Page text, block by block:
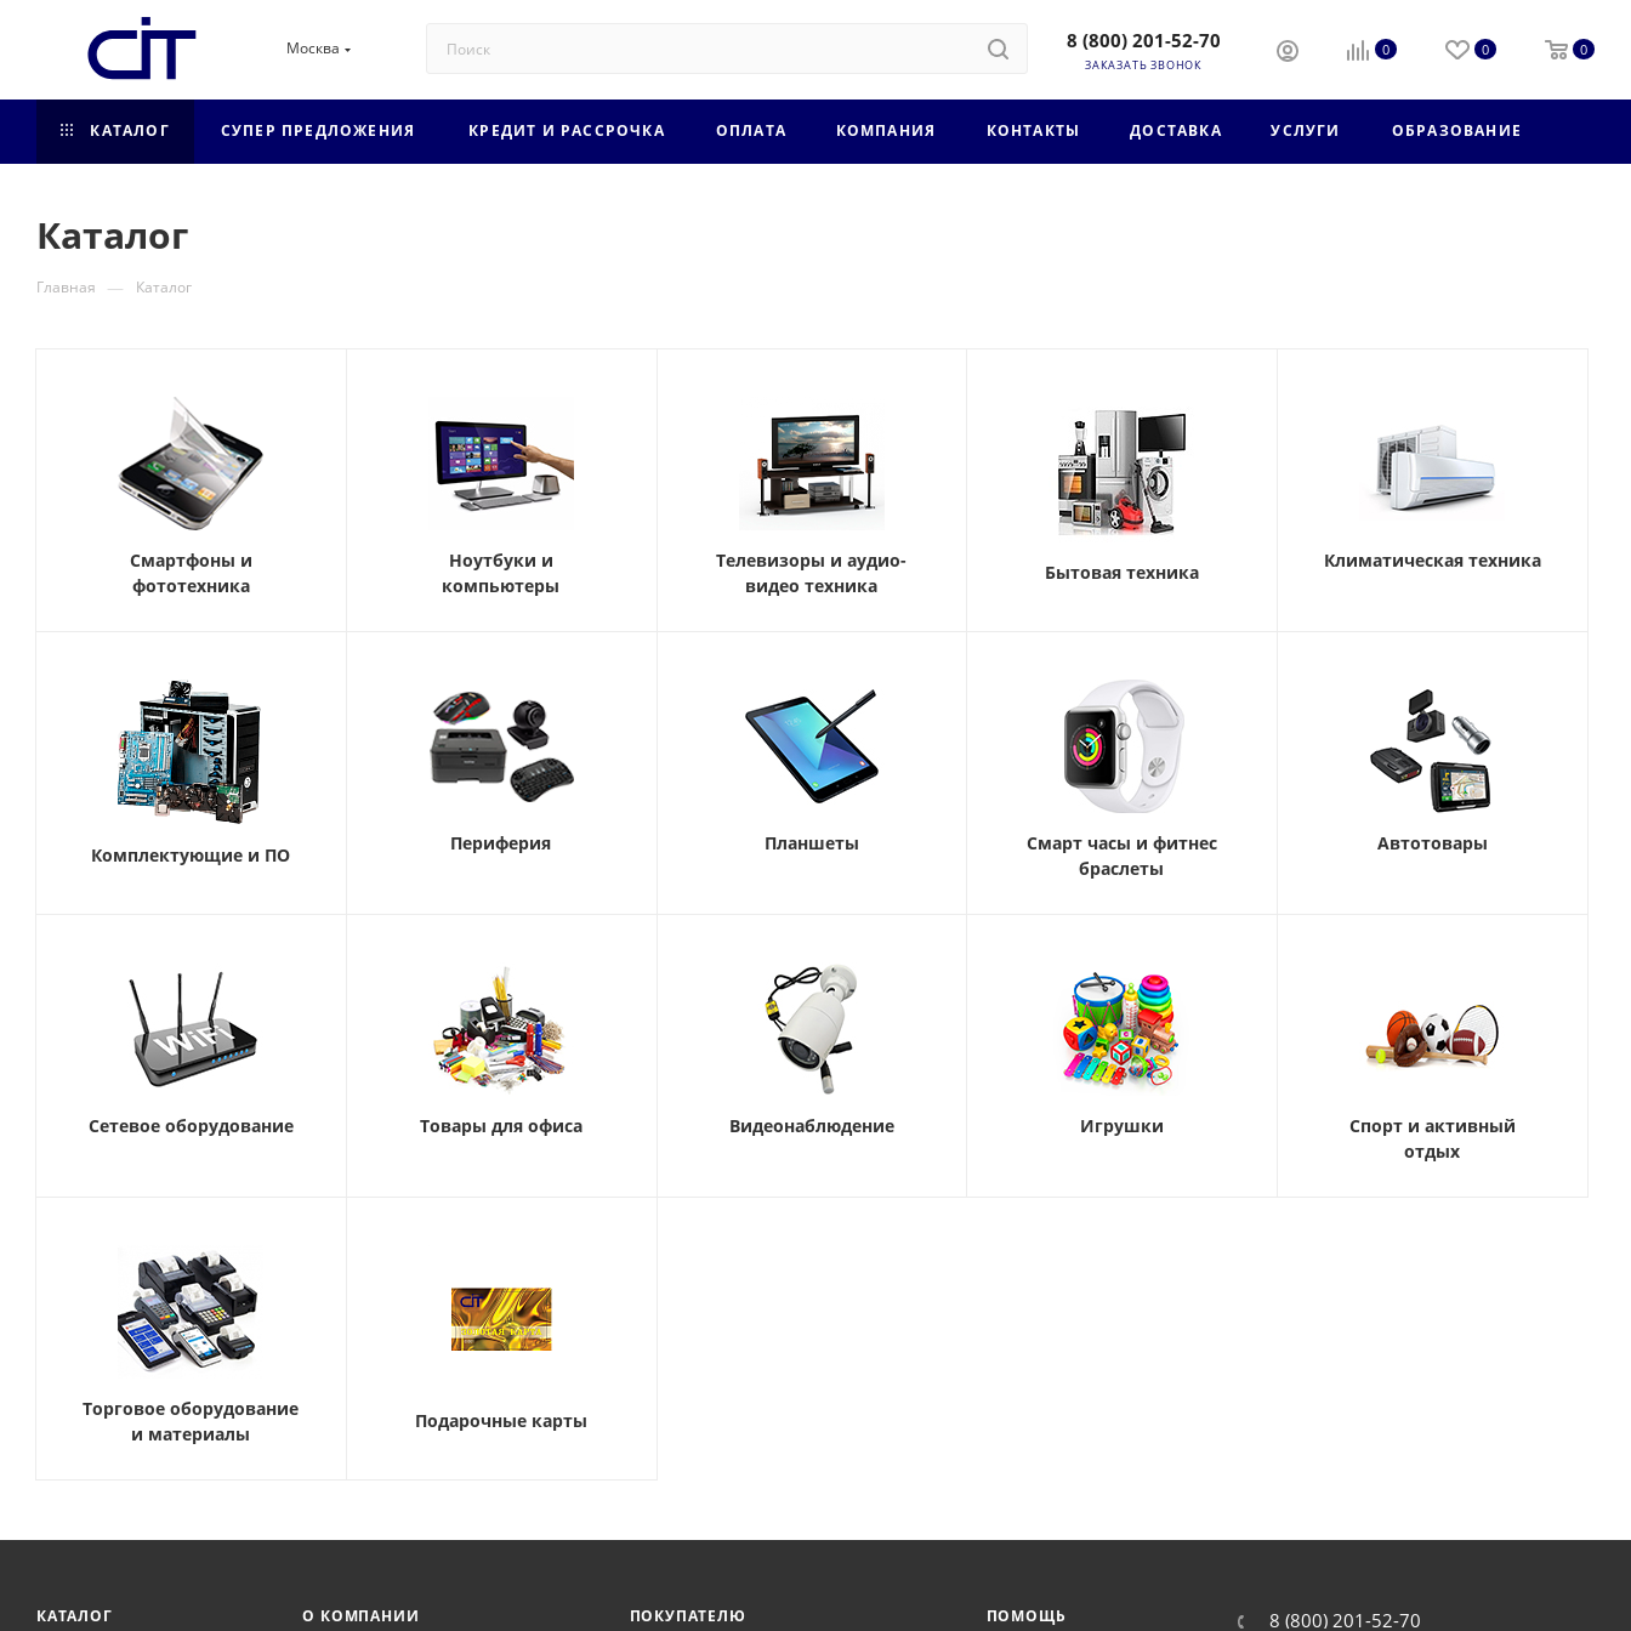
Москва 8 (800) 201-52-70
ЗАКАЗАТЬ ЗВОНОК
0 0 0
КАТАЛОГ СУПЕР ПРЕДЛОЖЕНИЯ КРЕДИТ И РАССРОЧКА ОПЛАТА КОМПАНИЯ КОНТАКТЫ ДОСТАВКА УСЛУГИ ОБРАЗОВАНИЕ
Каталог
Главная — Каталог
Смартфоны и
фототехника
Ноутбуки и
компьютеры
Телевизоры и аудио-
видео техника
Бытовая техника
Климатическая техника
Комплектующие и ПО
Периферия Планшеты
Смарт часы и фитнес
браслеты
Автотовары
Сетевое оборудование Товары для офиса Видеонаблюдение Игрушки
Спорт и активный
отдых
Торговое оборудование
и материалы
Подарочные карты
КАТАЛОГ О КОМПАНИИ ПОКУПАТЕЛЮ ПОМОЩЬ 8 (800) 201-52-70